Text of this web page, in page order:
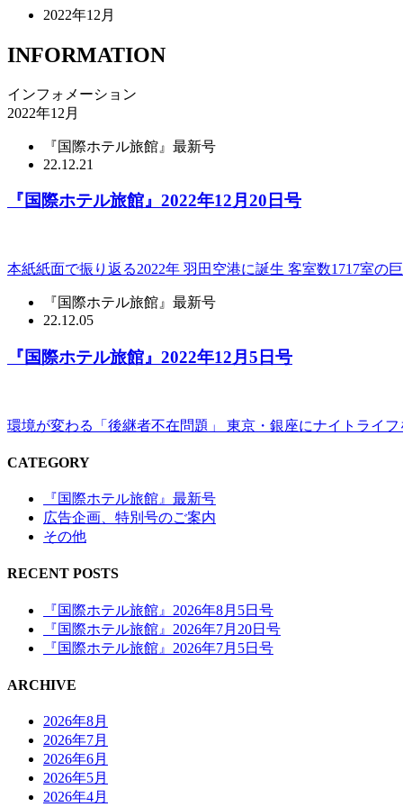
2022年12月
INFORMATION
インフォメーション
2022年12月
『国際ホテル旅館』最新号
22.12.21
『国際ホテル旅館』2022年12月20日号
本紙紙面で振り返る2022年 羽田空港に誕生 客室数1717室の
『国際ホテル旅館』最新号
22.12.05
『国際ホテル旅館』2022年12月5日号
環境が変わる「後継者不在問題」 東京・銀座にナイトライ
CATEGORY
『国際ホテル旅館』最新号
広告企画、特別号のご案内
その他
RECENT POSTS
『国際ホテル旅館』2026年8月5日号
『国際ホテル旅館』2026年7月20日号
『国際ホテル旅館』2026年7月5日号
ARCHIVE
2026年8月
2026年7月
2026年6月
2026年5月
2026年4月